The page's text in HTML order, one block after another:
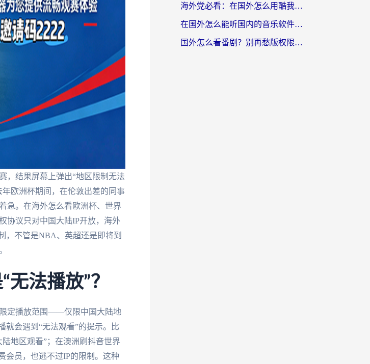
，结果屏幕上弹出“地区限制无法
欧洲杯期间，在伦敦出差的同事
急。在海外怎么看欧洲杯、世界
协议只对中国大陆IP开放，海外
，不管是NBA、英超还是即将到
法播放”？
限定播放范围——仅限中国大陆地
就会遇到“无法观看”的提示。比
地区观看”；在澳洲刷抖音世界
会员，也逃不过IP的限制。这种
海外党必看：在国外怎么用酷我音乐听音乐？告别“地区不支持”的实用指南
在国外怎么能听国内的音乐软件？别让版权限制断了你的“中文歌单”
国外怎么看番剧？别再愁版权限制！一个工具解决所有回国追剧难题